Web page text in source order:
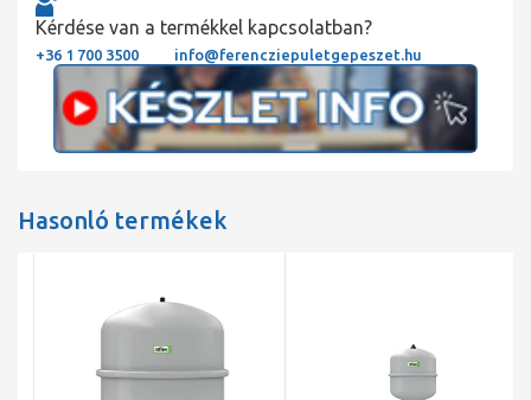
Kérdése van a termékkel kapcsolatban?
+36 1 700 3500 info@ferencziepuletgepeszet.hu
Hasonló termékek